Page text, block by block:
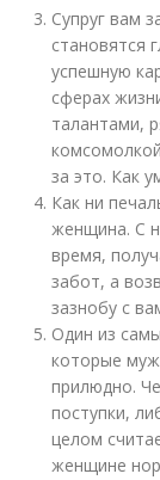
Супруг вам
становятся
успешную
сферах
талантами,
за это. Как
Как ни
женщина. С
время,
забот, а
зазнобу с
Один из
которые
прилюдно.
поступки,
целом
женщине